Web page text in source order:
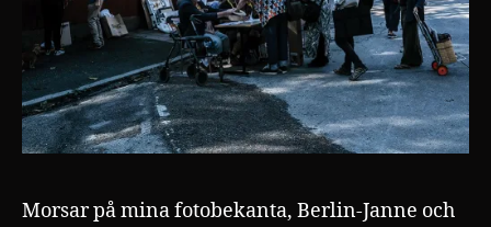
Morsar på mina fotobekanta, Berlin-Janne och